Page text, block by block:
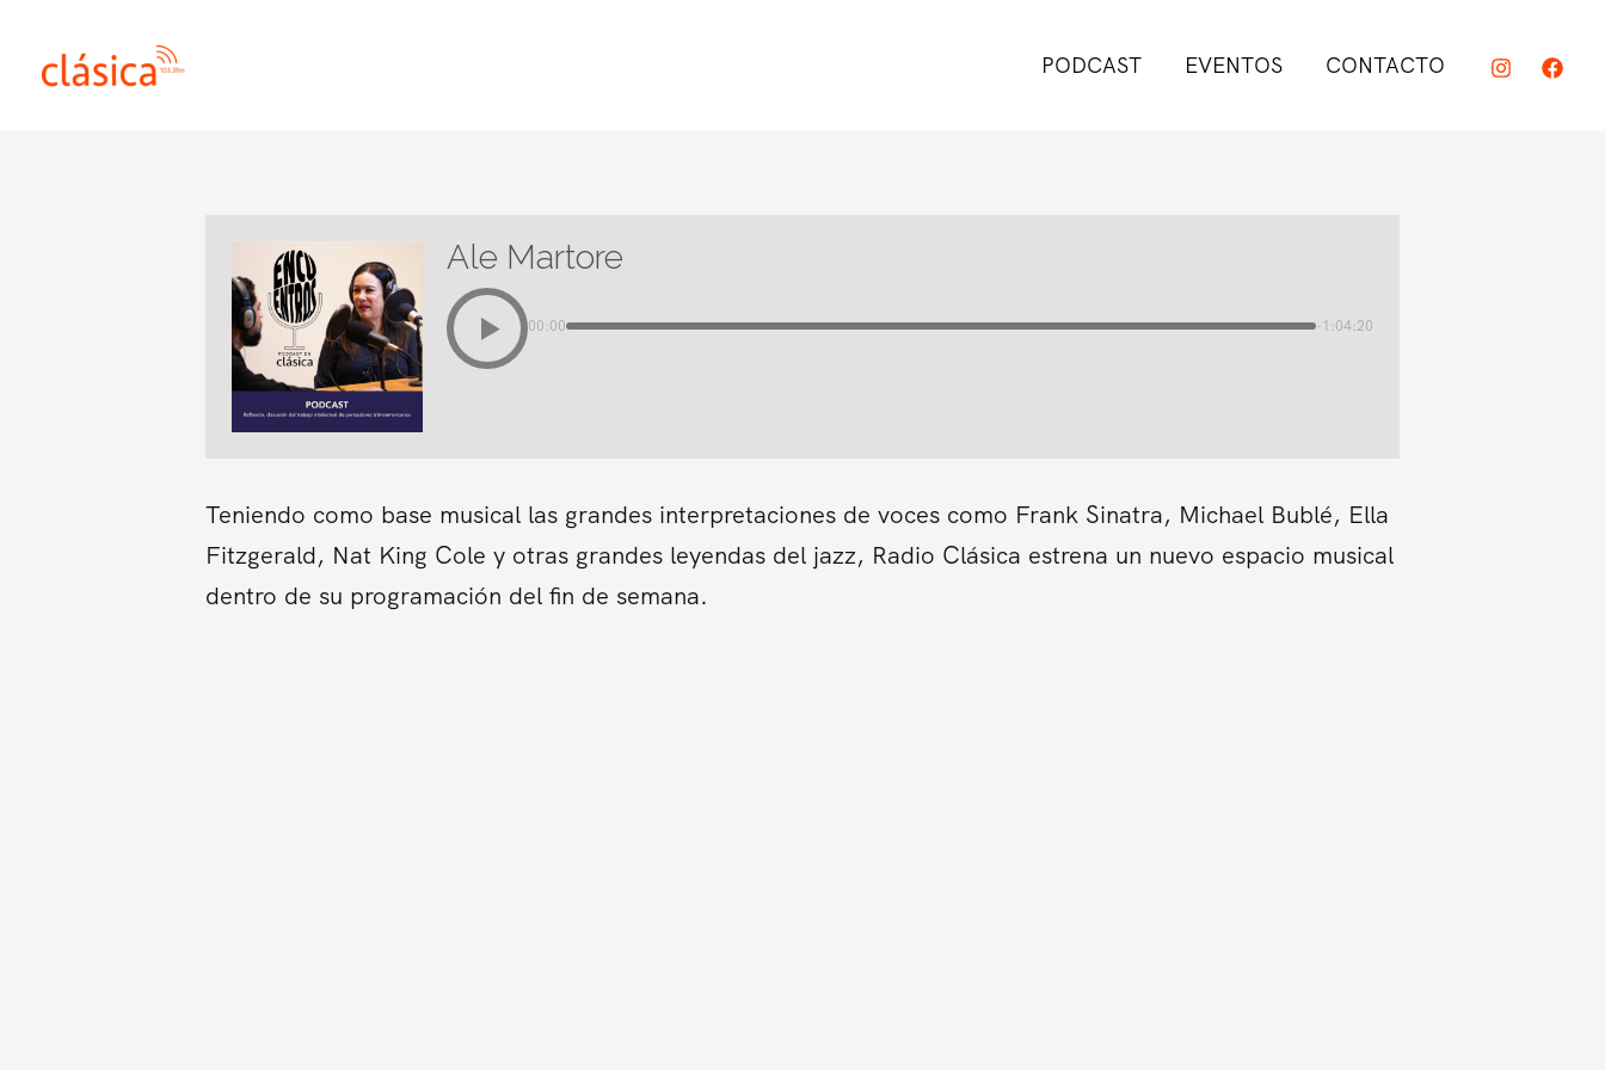
contenido
PODCAST EVENTOS CONTACTO
Ale Martore
00:00 -1:04:20
Teniendo como base musical las grandes interpretaciones de voces como Frank Sinatra, Michael Bublé, Ella
Fitzgerald, Nat King Cole y otras grandes leyendas del jazz, Radio Clásica estrena un nuevo espacio musical
dentro de su programación del fin de semana.